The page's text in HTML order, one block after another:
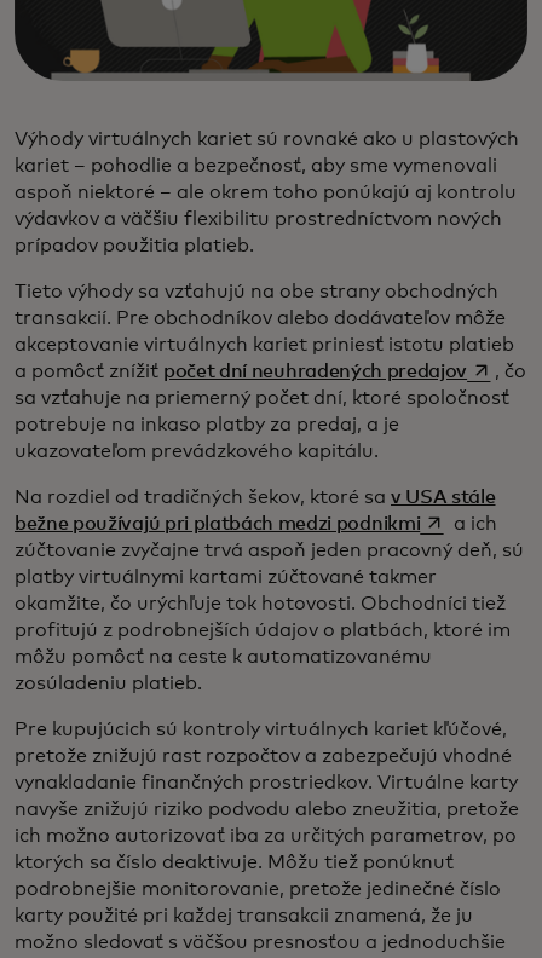
Výhody virtuálnych kariet sú rovnaké ako u plastových
kariet – pohodlie a bezpečnosť, aby sme vymenovali
aspoň niektoré – ale okrem toho ponúkajú aj kontrolu
výdavkov a väčšiu flexibilitu prostredníctvom nových
prípadov použitia platieb.
Tieto výhody sa vzťahujú na obe strany obchodných
transakcií. Pre obchodníkov alebo dodávateľov môže
akceptovanie virtuálnych kariet priniesť istotu platieb
a pomôcť znížiť počet dní neuhradených predajov opens
, čo
sa vzťahuje na priemerný počet dní, ktoré spoločnosť
potrebuje na inkaso platby za predaj, a je
ukazovateľom prevádzkového kapitálu.
Na rozdiel od tradičných šekov, ktoré sa v USA stále
bežne používajú pri platbách medzi podnikmiopens in a
a ich
zúčtovanie zvyčajne trvá aspoň jeden pracovný deň, sú
platby virtuálnymi kartami zúčtované takmer
okamžite, čo urýchľuje tok hotovosti. Obchodníci tiež
profitujú z podrobnejších údajov o platbách, ktoré im
môžu pomôcť na ceste k automatizovanému
zosúladeniu platieb.
Pre kupujúcich sú kontroly virtuálnych kariet kľúčové,
pretože znižujú rast rozpočtov a zabezpečujú vhodné
vynakladanie finančných prostriedkov. Virtuálne karty
navyše znižujú riziko podvodu alebo zneužitia, pretože
ich možno autorizovať iba za určitých parametrov, po
ktorých sa číslo deaktivuje. Môžu tiež ponúknuť
podrobnejšie monitorovanie, pretože jedinečné číslo
karty použité pri každej transakcii znamená, že ju
možno sledovať s väčšou presnosťou a jednoduchšie